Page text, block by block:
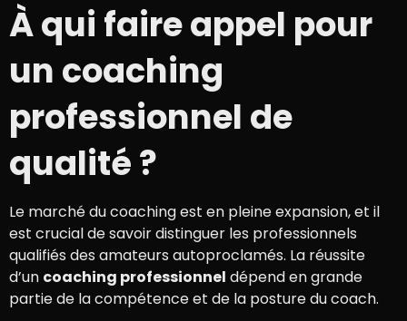
À qui faire appel pour
un coaching
professionnel de
qualité ?
Le marché du coaching est en pleine expansion, et il
est crucial de savoir distinguer les professionnels
qualifiés des amateurs autoproclamés. La réussite
d’un coaching professionnel dépend en grande
partie de la compétence et de la posture du coach.